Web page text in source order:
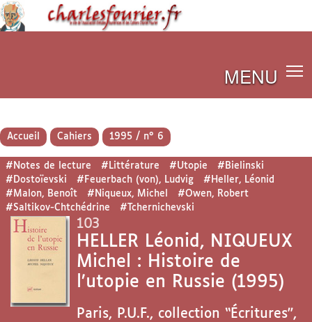
MENU
Accueil Cahiers 1995 / n° 6
#Notes de lecture #Littérature #Utopie
#Bielinski
#Dostoïevski
#Feuerbach (von), Ludvig
#Heller, Léonid
#Malon, Benoît
#Niqueux, Michel
#Owen, Robert
#Saltikov-Chtchédrine
#Tchernichevski
103
HELLER Léonid, NIQUEUX
Michel : Histoire de
l’utopie en Russie (1995)
Paris, P.U.F., collection “Écritures”,